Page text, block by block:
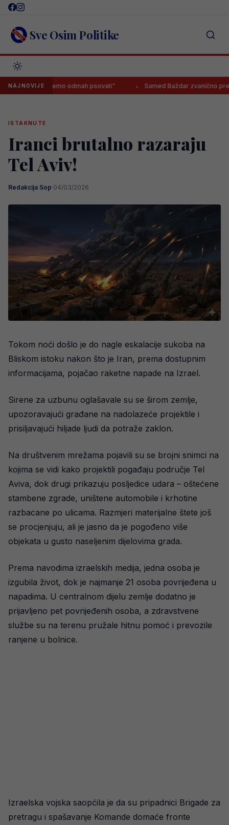
Skip
content Sve Osim Politike
NAJNOVIJE
odmah psovati” Samed Baždar zvanično predstavljen u
ISTAKNUTE
Iranci brutalno razaraju
Tel Aviv!
Redakcija Sop·04/03/2026
Tokom noći došlo je do nagle eskalacije sukoba na
Bliskom istoku nakon što je Iran, prema dostupnim
informacijama, pojačao raketne napade na Izrael.
Sirene za uzbunu oglašavale su se širom zemlje,
upozoravajući građane na nadolazeće projektile i
prisiljavajući hiljade ljudi da potraže zaklon.
Na društvenim mrežama pojavili su se brojni snimci na
kojima se vidi kako projektili pogađaju područje Tel
Aviva, dok drugi prikazuju posljedice udara – oštećene
stambene zgrade, uništene automobile i krhotine
razbacane po ulicama. Razmjeri materijalne štete još
se procjenjuju, ali je jasno da je pogođeno više
objekata u gusto naseljenim dijelovima grada.
Prema navodima izraelskih medija, jedna osoba je
izgubila život, dok je najmanje 21 osoba povrijeđena u
napadima. U centralnom dijelu zemlje dodatno je
prijavljeno pet povrijeđenih osoba, a zdravstvene
službe su na terenu pružale hitnu pomoć i prevozile
ranjene u bolnice.
Izraelska vojska saopćila je da su pripadnici Brigade za
pretragu i spašavanje Komande domaće fronte